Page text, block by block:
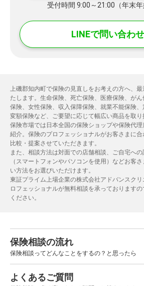
受付時間 9:00～21:00（年末年
LINEで問い合わ
上磯郡知内町で保険の見直しをお考えの方へ、
たします。生命保険、死亡保険、医療保険、が
保険、女性保険、収入保障保険、就業不能保険、
変額保険など、ご要望に応じて幅広い商品を取り
保険市場では日本全国の保険ショップや保険代
紹介。保険のプロフェッショナルがお客さまに
比較・提案させていただきます。
また、相談方法は対面での店舗相談、ご自宅へ
（スマートフォンやパソコンを使用）などお客
い方法をお選びいただけます。
東証プライム上場企業の株式会社アドバンスク
ロフェッショナルが無料相談を承っております
ください。
保険相談の流れ
保険相談ってどんなことをするの？と思ったら
よくあるご質問